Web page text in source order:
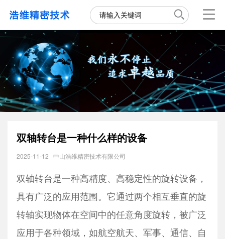
双轴转台是一种什么样的设备
2025-11-12 中山浩维精密技术有限公司
双轴转台是一种高精度、高稳定性的旋转设备，
具有广泛的应用范围。它通过两个相互垂直的旋
转轴实现物体在空间中的任意角度旋转，被广泛
应用于各种领域，如航空航天、军事、通信、自